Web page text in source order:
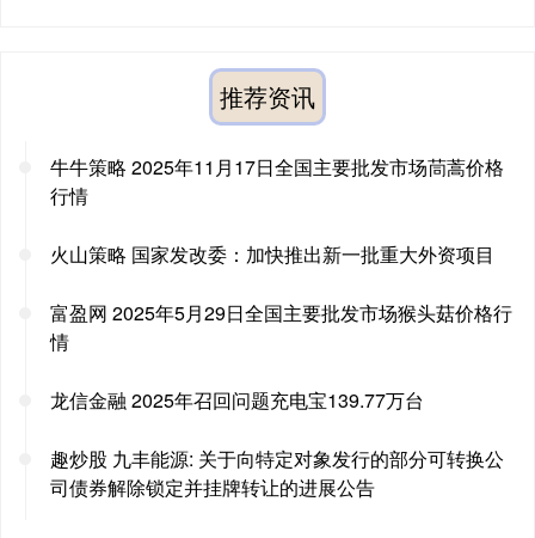
推荐资讯
牛牛策略 2025年11月17日全国主要批发市场茼蒿价格
行情
火山策略 国家发改委：加快推出新一批重大外资项目
富盈网 2025年5月29日全国主要批发市场猴头菇价格行
情
龙信金融 2025年召回问题充电宝139.77万台
趣炒股 九丰能源: 关于向特定对象发行的部分可转换公
司债券解除锁定并挂牌转让的进展公告